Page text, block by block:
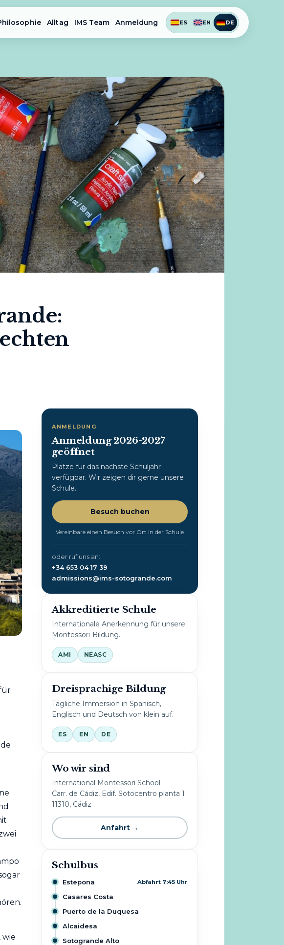
Alltag IMS Team Anmeldung ES EN DE
wie
ANMELDUNG
Anmeldung 2026-2027
geöffnet
Plätze für das nächste Schuljahr
verfügbar. Wir zeigen dir gerne unsere
Schule.
Besuch buchen
Vereinbare einen Besuch vor Ort in der Schule
oder ruf uns an:
+34 653 04 17 39
admissions@ims-sotogrande.com
Akkreditierte Schule
Internationale Anerkennung für unsere
Montessori-Bildung.
AMI NEASC
Dreisprachige Bildung
Tägliche Immersion in Spanisch,
Englisch und Deutsch von klein auf.
ES EN DE
Wo wir sind
International Montessori School
Carr. de Cádiz, Edif. Sotocentro planta 1
11310, Cádiz
Anfahrt →
Schulbus
Estepona Abfahrt 7:45 Uhr
Casares Costa
Puerto de la Duquesa
Alcaidesa
Sotogrande Alto